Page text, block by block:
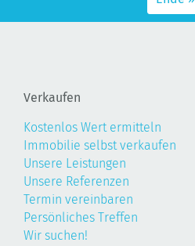
Verkaufen
Kostenlos Wert ermitteln
Immobilie selbst verkaufen
Unsere Leistungen
Unsere Referenzen
Termin vereinbaren
Persönliches Treffen
Wir suchen!